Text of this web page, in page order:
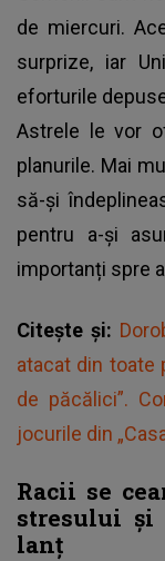
de miercuri.
surprize, iar
eforturile
Astrele le vor
planurile. Mai
să-și
pentru a-și
importanți spre
Citește și:
atacat din toate
de păcălici”.
jocurile din
Racii se
stresului și
lanț